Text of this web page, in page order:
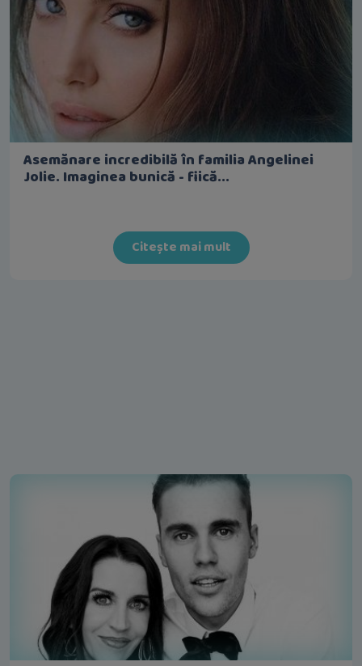
Asemănare incredibilă în familia Angelinei
Jolie. Imaginea bunică - fiică...
Citește mai mult